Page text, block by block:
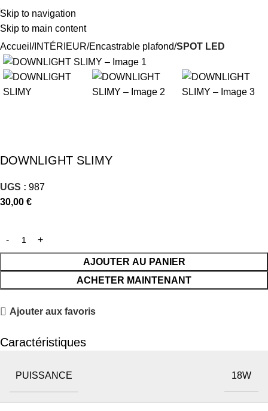
Skip to navigation
Skip to main content
Accueil INTÉRIEUR Encastrable plafond SPOT LED
DOWNLIGHT SLIMY
UGS : 987
30,00 €
AJOUTER AU PANIER
ACHETER MAINTENANT
Ajouter aux favoris
Caractéristiques
PUISSANCE 18W